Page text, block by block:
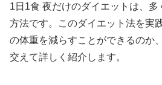
1日1食 夜だけのダイエットは、
方法です。このダイエット法を実
の体重を減らすことができるのか
交えて詳しく紹介します。